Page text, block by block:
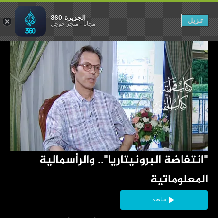
المعلوماتية
شاهد
المعلوماتية
الجزيرة 360
مجاناً-متجر جوجل تنزيل